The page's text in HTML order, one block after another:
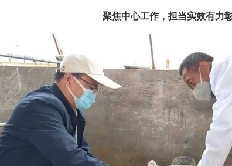
聚焦中心工作，担当实效有力